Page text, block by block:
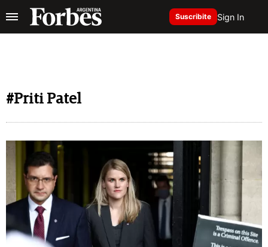
Suscribite Sign In
#Priti Patel